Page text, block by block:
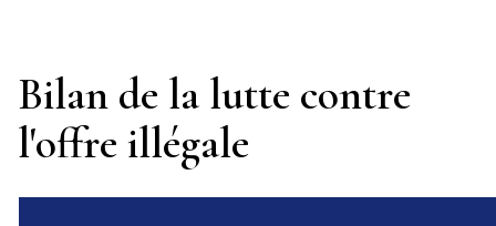
Bilan de la lutte contre
l'offre illégale